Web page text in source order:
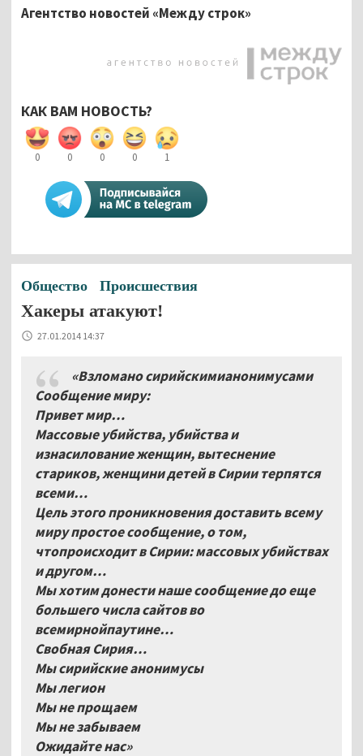
Агентство новостей «Между строк»
КАК ВАМ НОВОСТЬ?
0 0 0 0 1
Общество Происшествия
Хакеры атакуют!
27.01.2014 14:37
«Взломано сирийскимианонимусами
Сообщение миру:
Привет мир…
Массовые убийства, убийства и
изнасилование женщин, вытеснение
стариков, женщини детей в Сирии терпятся
всеми…
Цель этого проникновения доставить всему
миру простое сообщение, о том,
чтопроисходит в Сирии: массовых убийствах
и другом…
Мы хотим донести наше сообщение до еще
большего числа сайтов во
всемирнойпаутине…
Свобная Сирия…
Мы сирийские анонимусы
Мы легион
Мы не прощаем
Мы не забываем
Ожидайте нас»